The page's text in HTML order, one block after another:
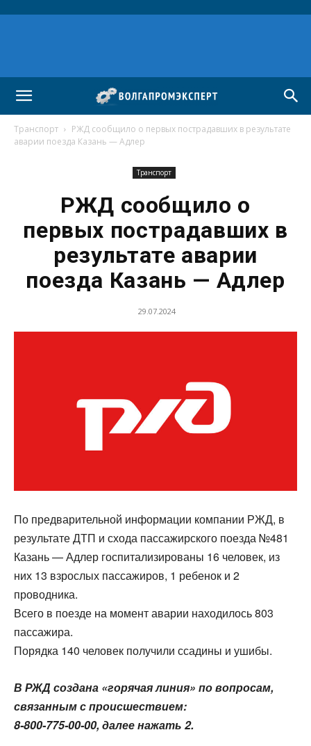
Транспорт
РЖД сообщило о первых пострадавших в результате
аварии поезда Казань — Адлер
Транспорт
РЖД сообщило о
первых пострадавших в
результате аварии
поезда Казань — Адлер
29.07.2024
По предварительной информации компании РЖД, в
результате ДТП и схода пассажирского поезда №481
Казань — Адлер госпитализированы 16 человек, из
них 13 взрослых пассажиров, 1 ребенок и 2
проводника.
Всего в поезде на момент аварии находилось 803
пассажира.
Порядка 140 человек получили ссадины и ушибы.
В РЖД создана «горячая линия» по вопросам,
связанным с происшествием:
8-800-775-00-00, далее нажать 2.